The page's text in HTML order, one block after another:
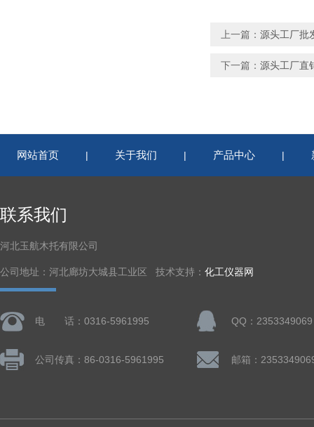
上一篇： 源头工厂批
下一篇： 源头工厂直
网站首页 | 关于我们 | 产品中心 |
联系我们
河北玉航木托有限公司
公司地址：河北廊坊大城县工业区 技术支持： 化工仪器网
电 话：0316-5961995 QQ：2353349069
公司传真：86-0316-5961995 邮箱：